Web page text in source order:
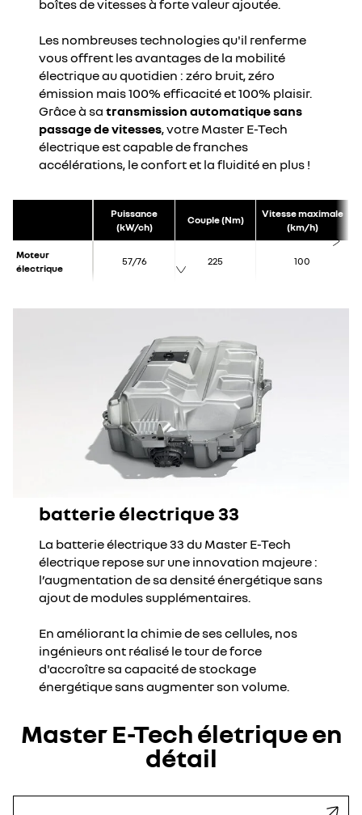
boîtes de vitesses à forte valeur ajoutée.
Les nombreuses technologies qu'il renferme
vous offrent les avantages de la mobilité
électrique au quotidien : zéro bruit, zéro
émission mais 100% efficacité et 100% plaisir.
Grâce à sa transmission automatique sans
passage de vitesses, votre Master E-Tech
électrique est capable de franches
accélérations, le confort et la fluidité en plus !
Puissance
(kW/ch)
Couple (Nm)
Vitesse maximale
(km/h)
Moteur
électrique
57/76 225 100
batterie électrique 33
La batterie électrique 33 du Master E-Tech
électrique repose sur une innovation majeure :
l’augmentation de sa densité énergétique sans
ajout de modules supplémentaires.
En améliorant la chimie de ses cellules, nos
ingénieurs ont réalisé le tour de force
d'accroître sa capacité de stockage
énergétique sans augmenter son volume.
Master E-Tech életrique en
détail